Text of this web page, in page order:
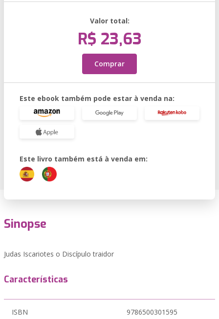
Valor total:
R$ 23,63
Comprar
Este ebook também pode estar à venda na:
Este livro também está à venda em:
Sinopse
Judas Iscariotes o Discípulo traidor
Características
ISBN 9786500301595